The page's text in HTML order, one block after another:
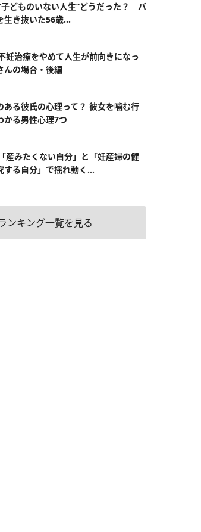
子どものいない人生”どうだった？ バ
生き抜いた56歳...
妊治療をやめて人生が前向きになっ
んの場合・後編
ある彼氏の心理って？ 彼女を噛む行
かる男性心理7つ
産みたくない自分」と「妊産婦の健
する自分」で揺れ動く...
ンキング一覧を見る